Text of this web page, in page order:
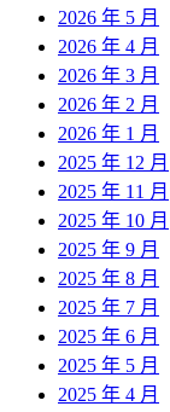
2026 年 5 月
2026 年 4 月
2026 年 3 月
2026 年 2 月
2026 年 1 月
2025 年 12 月
2025 年 11 月
2025 年 10 月
2025 年 9 月
2025 年 8 月
2025 年 7 月
2025 年 6 月
2025 年 5 月
2025 年 4 月